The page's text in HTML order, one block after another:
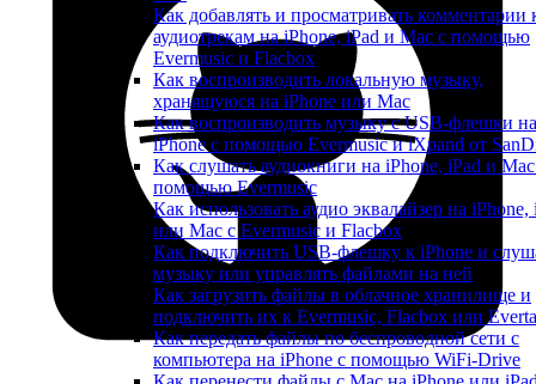
Как добавлять и просматривать комментарии
аудиотрекам на iPhone, iPad и Mac с помощью
Evermusic и Flacbox
Как воспроизводить локальную музыку,
хранящуюся на iPhone или Mac
Как воспроизводить музыку с USB-флешки на
iPhone с помощью Evermusic и iXpand от
Как слушать аудиокниги на iPhone, iPad и
помощью Evermusic
Как использовать аудио эквалайзер на iPhone,
или Mac с Evermusic и Flacbox
Как подключить USB-флешку к iPhone и
музыку или управлять файлами на ней
Как загрузить файлы в облачное хранилище и
подключить их к Evermusic, Flacbox или
Как передать файлы по беспроводной сети с
компьютера на iPhone с помощью WiFi-Drive